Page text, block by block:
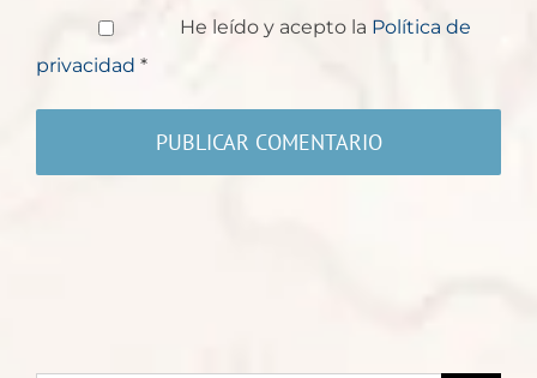
He leído y acepto la Política de
privacidad *